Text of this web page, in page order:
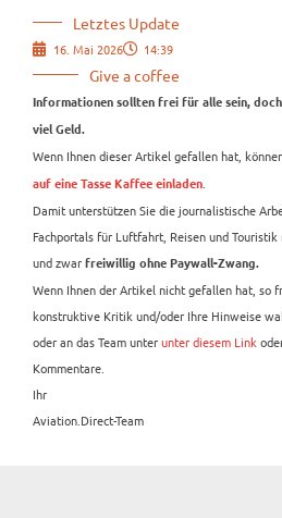
Letztes Update
16. Mai 2026 14:39
Give a coffee
Informationen sollten frei für alle sein,
viel Geld.
Wenn Ihnen dieser Artikel gefallen hat,
auf eine Tasse Kaffee einladen
Damit unterstützen Sie die journalistische
Fachportals für Luftfahrt, Reisen und
und zwar freiwillig ohne Paywall-Zwang.
Wenn Ihnen der Artikel nicht gefallen hat, so
konstruktive Kritik und/oder Ihre Hinweise
oder an das Team unterunter diesem Link
Kommentare.
Ihr
Aviation.Direct-Team